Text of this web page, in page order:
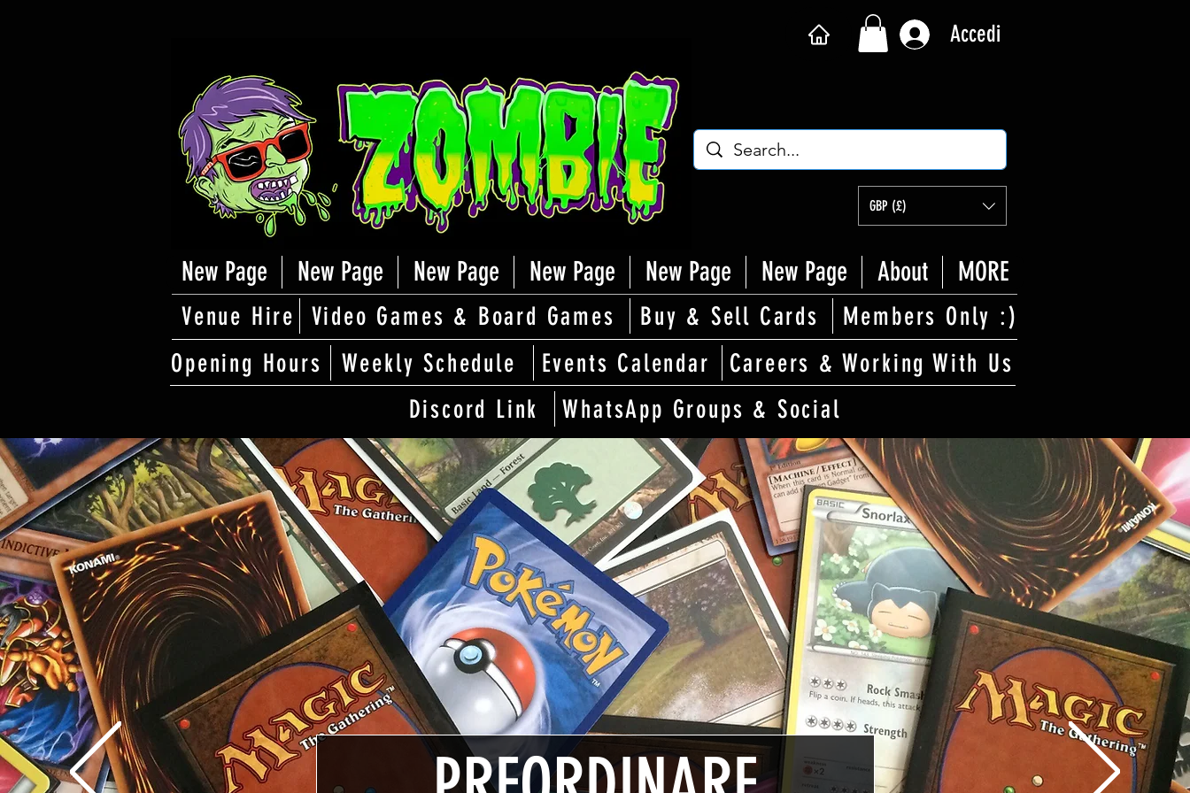
Accedi
GBP (£)
New Page New Page New Page New Page New Page New Page About MORE
Venue Hire Video Games & Board Games Buy & Sell Cards
Members Only :)
Opening Hours
Weekly Schedule Events Calendar
Careers & Working With Us
Discord Link
WhatsApp Groups & Social